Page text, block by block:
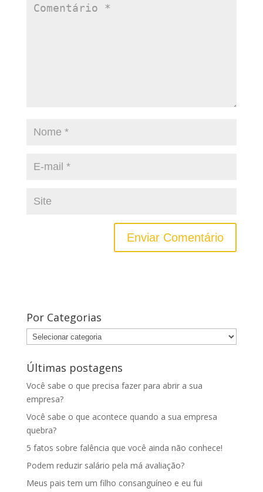
Por Categorias
Por
Categorias
Últimas postagens
Você sabe o que precisa fazer para abrir a sua
empresa?
Você sabe o que acontece quando a sua empresa
quebra?
5 fatos sobre falência que você ainda não conhece!
Podem reduzir salário pela má avaliação?
Meus pais tem um filho consanguíneo e eu fui